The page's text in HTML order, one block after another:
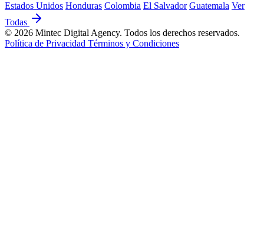
Estados Unidos Honduras Colombia El Salvador Guatemala Ver
Todas
© 2026 Mintec Digital Agency. Todos los derechos reservados.
Política de Privacidad Términos y Condiciones